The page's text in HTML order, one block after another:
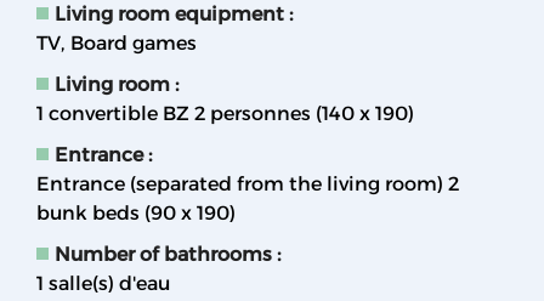
Living room equipment :
TV Board games
Living room :
1 convertible BZ 2 personnes (140 x 190)
Entrance:
Entrance (separated from the living room) 2
bunk beds (90 x 190)
Number of bathrooms :
1 salle(s) d'eau